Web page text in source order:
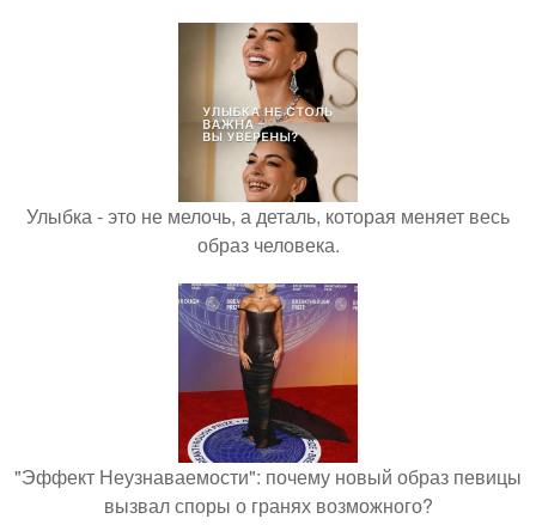
Улыбка - это не мелочь, а деталь, которая меняет весь
образ человека.
"Эффект Неузнаваемости": почему новый образ певицы
вызвал споры о гранях возможного?